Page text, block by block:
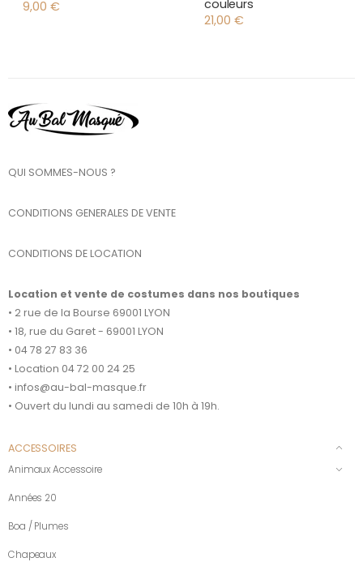
9,00 €
couleurs
21,00 €
QUI SOMMES-NOUS ?
CONDITIONS GENERALES DE VENTE
CONDITIONS DE LOCATION
Location et vente de costumes dans nos boutiques
• 2 rue de la Bourse 69001 LYON
• 18, rue du Garet - 69001 LYON
• 04 78 27 83 36
• Location 04 72 00 24 25
• infos@au-bal-masque.fr
• Ouvert du lundi au samedi de 10h à 19h.
ACCESSOIRES
Animaux Accessoire
Années 20
Boa / Plumes
Chapeaux